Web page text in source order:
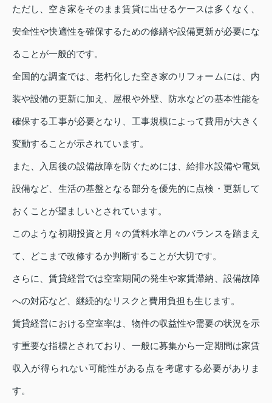
ただし、空き家をそのまま賃貸に出せるケースは多くなく、
安全性や快適性を確保するための修繕や設備更新が必要にな
ることが一般的です。
全国的な調査では、老朽化した空き家のリフォームには、内
装や設備の更新に加え、屋根や外壁、防水などの基本性能を
確保する工事が必要となり、工事規模によって費用が大きく
変動することが示されています。
また、入居後の設備故障を防ぐためには、給排水設備や電気
設備など、生活の基盤となる部分を優先的に点検・更新して
おくことが望ましいとされています。
このような初期投資と月々の賃料水準とのバランスを踏まえ
て、どこまで改修するか判断することが大切です。
さらに、賃貸経営では空室期間の発生や家賃滞納、設備故障
への対応など、継続的なリスクと費用負担も生じます。
賃貸経営における空室率は、物件の収益性や需要の状況を示
す重要な指標とされており、一般に募集から一定期間は家賃
収入が得られない可能性がある点を考慮する必要がありま
す。